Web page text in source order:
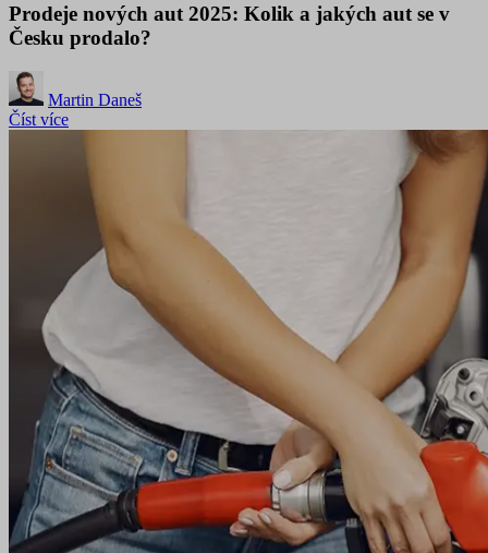
Prodeje nových aut 2025: Kolik a jakých aut se v
Česku prodalo?
Martin Daneš
Číst více